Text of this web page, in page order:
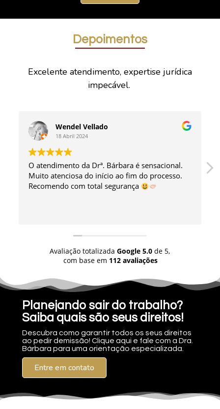
Depoimentos
Excelente atendimento, expertise jurídica
impecável.
Wendel Vellado
18 Abril 2024
O atendimento da Drª. Bárbara é sensacional.
Muito atenciosa do início ao fim do processo.
Recomendo com total segurança
Avaliação totalizada Google 5.0de 5,
com base em 112 avaliações
Planejando sair do trabalho?
Saiba quais são seus direitos!
Descubra como garantir todos os seus direitos
ao pedir demissão! Clique aqui e fale com a Dra.
Bárbara para uma orientação especializada.
Entre em contato